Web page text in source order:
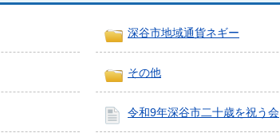
深谷市地域通貨ネギー
その他
令和9年深谷市二十歳を祝う会